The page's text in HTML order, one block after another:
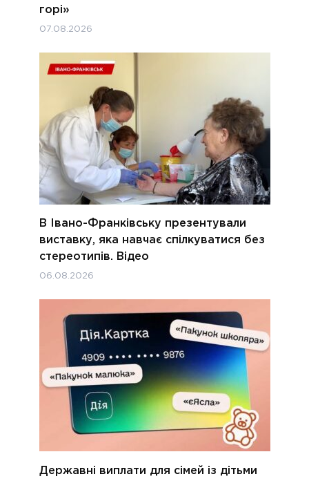
горі»
07.08.2026
В Івано-Франківську презентували
виставку, яка навчає спілкуватися без
стереотипів. Відео
06.08.2026
Державні виплати для сімей із дітьми